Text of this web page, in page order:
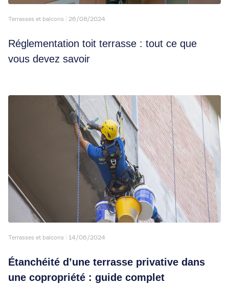
Terrasses et balcons 26/08/2024
Réglementation toit terrasse : tout ce que
vous devez savoir
Terrasses et balcons 14/06/2024
Étanchéité d’une terrasse privative dans
une copropriété : guide complet